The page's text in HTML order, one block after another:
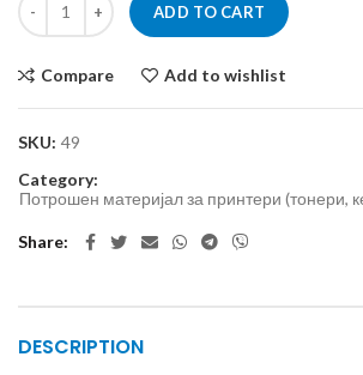
ADD TO CART
Compare Add to wishlist
SKU: 49
Category:
Потрошен материјал за принтери (тонери,
Share
DESCRIPTION